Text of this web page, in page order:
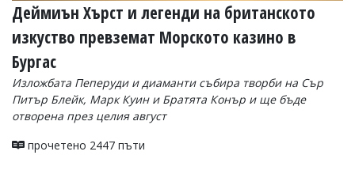
Деймиън Хърст и легенди на британското
изкуство превземат Морското казино в
Бургас
Изложбата Пеперуди и диаманти събира творби на Сър
Питър Блейк, Марк Куин и Братята Конър и ще бъде
отворена през целия август
прочетено 2447 пъти